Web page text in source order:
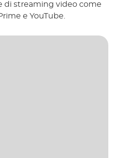
di streaming video come
e YouTube.